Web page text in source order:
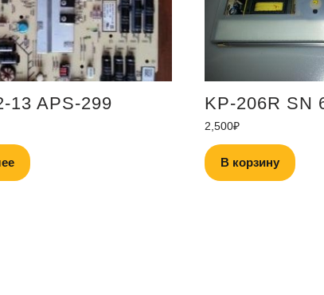
13 APS-299 KP-206R SN
2,500₽
В корзину